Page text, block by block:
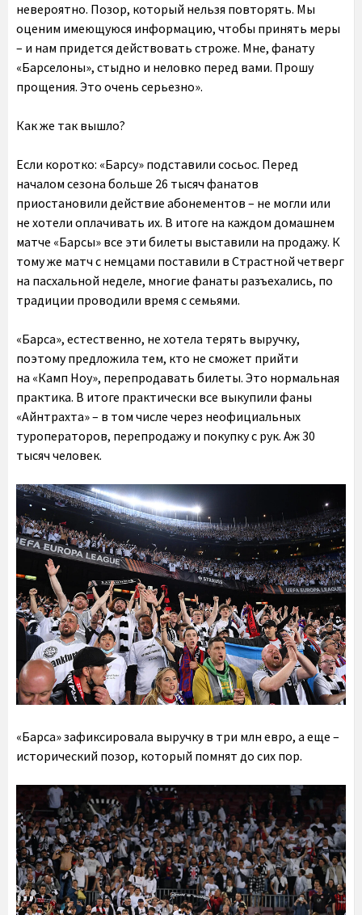
невероятно. Позор, который нельзя повторять. Мы
оценим имеющуюся информацию, чтобы принять меры
– и нам придется действовать строже. Мне, фанату
«Барселоны», стыдно и неловко перед вами. Прошу
прощения. Это очень серьезно».
Как же так вышло?
Если коротко: «Барсу» подставили сосьос. Перед
началом сезона больше 26 тысяч фанатов
приостановили действие абонементов – не могли или
не хотели оплачивать их. В итоге на каждом домашнем
матче «Барсы» все эти билеты выставили на продажу. К
тому же матч с немцами поставили в Страстной четверг
на пасхальной неделе, многие фанаты разъехались, по
традиции проводили время с семьями.
«Барса», естественно, не хотела терять выручку,
поэтому предложила тем, кто не сможет прийти
на «Камп Ноу», перепродавать билеты. Это нормальная
практика. В итоге практически все выкупили фаны
«Айнтрахта» – в том числе через неофициальных
туроператоров, перепродажу и покупку с рук. Аж 30
тысяч человек.
«Барса» зафиксировала выручку в три млн евро, а еще –
исторический позор, который помнят до сих пор.